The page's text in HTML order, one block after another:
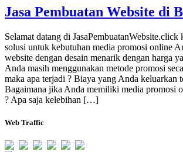
Jasa Pembuatan Website di
Selamat datang di
solusi untuk kebutuhan media promosi online
website dengan desain menarik dengan harga
Anda masih menggunakan metode promosi
maka apa terjadi ? Biaya yang Anda keluarkan
Bagaimana jika Anda memiliki media promosi
? Apa saja kelebihan […]
Web Traffic